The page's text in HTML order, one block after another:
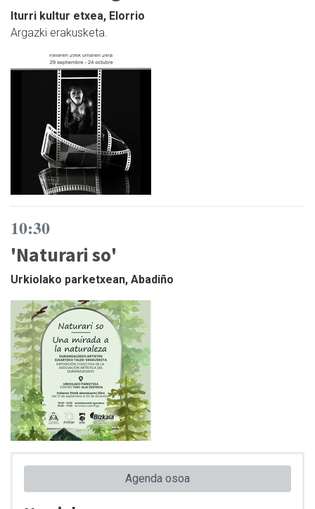
Iturri kultur etxea, Elorrio
Argazki erakusketa.
10:30
'Naturari so'
Urkiolako parketxean, Abadiño
Agenda osoa